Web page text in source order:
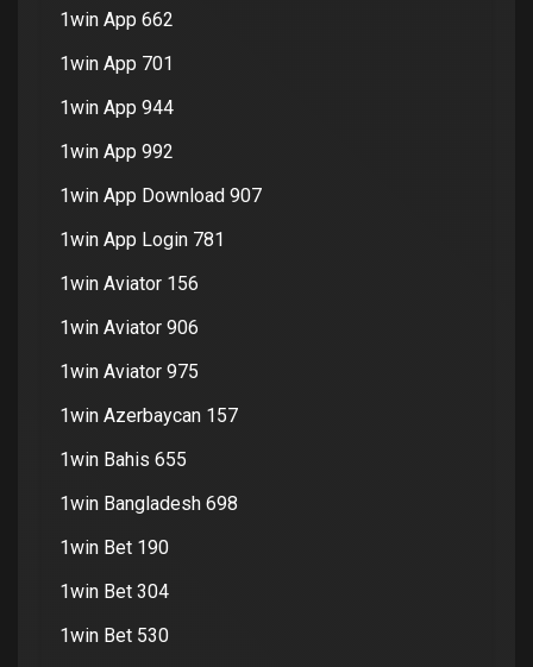
1win App 662
1win App 701
1win App 944
1win App 992
1win App Download 907
1win App Login 781
1win Aviator 156
1win Aviator 906
1win Aviator 975
1win Azerbaycan 157
1win Bahis 655
1win Bangladesh 698
1win Bet 190
1win Bet 304
1win Bet 530